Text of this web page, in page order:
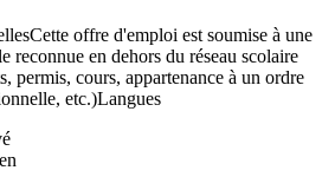
offre d'emploi est soumise à une
reconnue en dehors du réseau scolaire
permis, cours, appartenance à un ordre
etc.)Langues